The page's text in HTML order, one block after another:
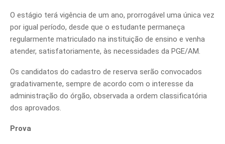
O estágio terá vigência de um ano, prorrogável uma única vez
por igual período, desde que o estudante permaneça
regularmente matriculado na instituição de ensino e venha
atender, satisfatoriamente, às necessidades da PGE/AM.
Os candidatos do cadastro de reserva serão convocados
gradativamente, sempre de acordo com o interesse da
administração do órgão, observada a ordem classificatória
dos aprovados.
Prova